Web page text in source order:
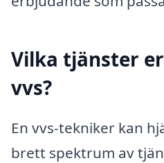
Vilka tjänster
vvs?
En vvs-tekniker kan
brett spektrum av